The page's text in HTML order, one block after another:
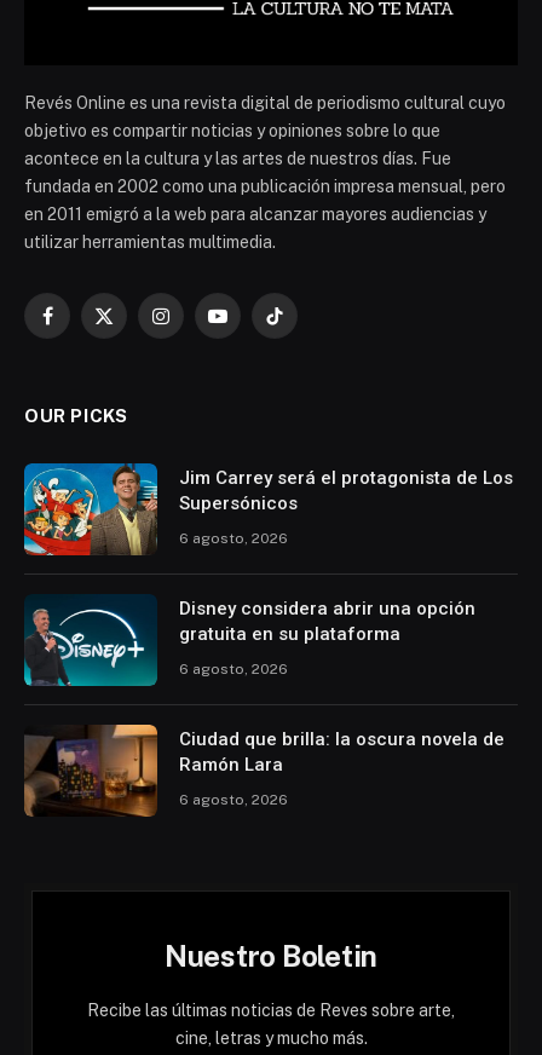
Revés Online es una revista digital de periodismo cultural cuyo
objetivo es compartir noticias y opiniones sobre lo que
acontece en la cultura y las artes de nuestros días. Fue
fundada en 2002 como una publicación impresa mensual, pero
en 2011 emigró a la web para alcanzar mayores audiencias y
utilizar herramientas multimedia.
Facebook
X
InstagramYouTubeTikTok
OUR PICKS
Jim Carrey será el protagonista de Los
Supersónicos
6 agosto, 2026
Disney considera abrir una opción
gratuita en su plataforma
6 agosto, 2026
Ciudad que brilla: la oscura novela de
Ramón Lara
6 agosto, 2026
Nuestro Boletin
Recibe las últimas noticias de Reves sobre arte,
cine, letras y mucho más.